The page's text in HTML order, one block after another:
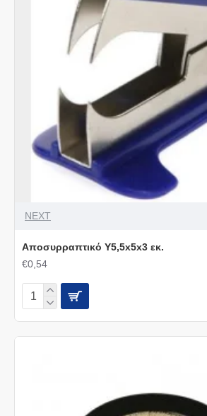
NEXT
Αποσυρραπτικό Υ5,5x5x3 εκ.
€0,54